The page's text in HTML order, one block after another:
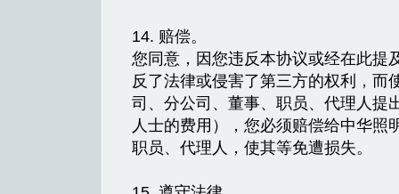
14. 赔偿。
您同意，因您违反本协议或经在此提
反了法律或侵害了第三方的权利，而
司、分公司、董事、职员、代理人提
人士的费用），您必须赔偿给中华照
职员、代理人，使其等免遭损失。